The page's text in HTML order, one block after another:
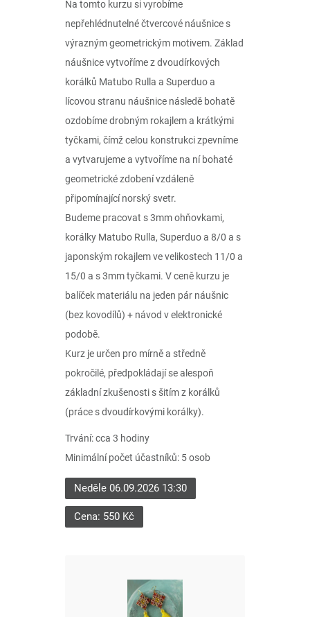
Na tomto kurzu si vyrobíme
nepřehlédnutelné čtvercové náušnice s
výrazným geometrickým motivem. Základ
náušnice vytvoříme z dvoudírkových
korálků Matubo Rulla a Superduo a
lícovou stranu náušnice následě bohatě
ozdobíme drobným rokajlem a krátkými
tyčkami, čímž celou konstrukci zpevníme
a vytvarujeme a vytvoříme na ní bohaté
geometrické zdobení vzdáleně
připomínající norský svetr.
Budeme pracovat s 3mm ohňovkami,
korálky Matubo Rulla, Superduo a 8/0 a s
japonským rokajlem ve velikostech 11/0 a
15/0 a s 3mm tyčkami. V ceně kurzu je
balíček materiálu na jeden pár náušnic
(bez kovodílů) + návod v elektronické
podobě.
Kurz je určen pro mírně a středně
pokročilé, předpokládají se alespoň
základní zkušenosti s šitím z korálků
(práce s dvoudírkovými korálky).
Trvání: cca 3 hodiny
Minimální počet účastníků: 5 osob
Neděle 06.09.2026 13:30
Cena: 550 Kč